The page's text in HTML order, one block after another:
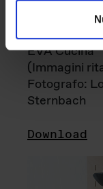
EVA Cucina
(Immagini
Fotografo:
Sternbach
Download